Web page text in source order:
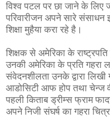
विश्‍व पटल पर छा जाने के लिए
परिवारीजन अपने सारे संसाधन
शिक्षा मुहैया करा रहे है।
शिक्षक से अमेरिका के
उनकी अमेरिका के प्रति गहरा
संवेदनशीलता उनके द्वारा लिखी
आडोसिटी आफ होप तथा चेन्‍ज
पहली किताब ड्रीम्‍स फ्राम
अपने निजी संघर्ष का गहरा